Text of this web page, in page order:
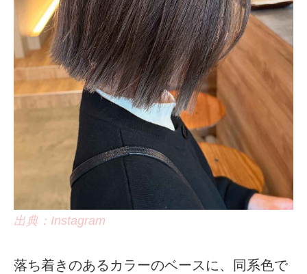
出典：Instagram
落ち着きのあるカラーのベースに、同系色で